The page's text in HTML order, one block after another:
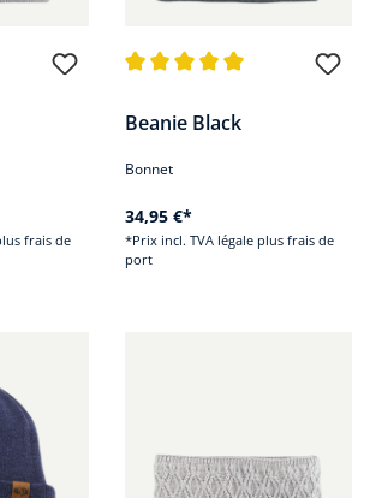
frais de
Beanie Black
Bonnet
34,95 €*
*Prix incl. TVA légale plus frais de
port